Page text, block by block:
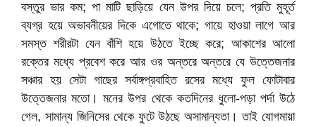
বস্তুর ভার কম; পা মাটি ছাড়িয়ে যেন উপর দিয়ে চলে; প্রতি মুহূর্ত
ব্যগ্র হয়ে অভাবনীয়ের দিকে এগোতে থাকে; গায়ে হাওয়া লাগে আর
সমস্ত শরীরটা যেন বাঁশি হয়ে উঠতে ইচ্ছে করে; আকাশের আলো
রক্তের মধ্যে প্রবেশ করে আর ওর অন্তরে অন্তরে যে উত্তেজনার
সঞ্চার হয় সেটা গাছের সর্বাঙ্গপ্রবাহিত রসের মধ্যে ফুল ফোটাবার
উত্তেজনার মতো। মনের উপর থেকে কতদিনের ধুলো-পড়া পর্দা উঠে
গেল, সামান্য জিনিসের থেকে ফুটে উঠছে অসামান্যতা। তাই যোগমায়া